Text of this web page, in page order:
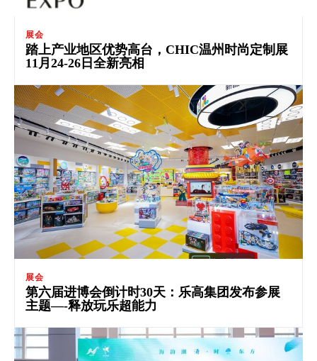
展会
踏上产业地区优势高台，CHIC温州时尚定制展
11月24-26日全新亮相
展会
第六届进博会倒计时30天：乐高集团发布参展
主题—-释放玩乐超能力